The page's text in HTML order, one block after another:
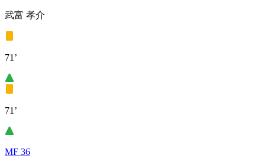
武富 孝介
71’
71’
MF 36